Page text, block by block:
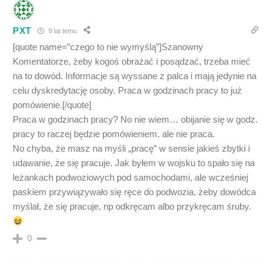
PXT 9 lat temu
[quote name=”czego to nie wymyślą”]Szanowny
Komentatorze, żeby kogoś obrażać i posądzać, trzeba mieć
na to dowód. Informacje są wyssane z palca i mają jedynie na
celu dyskredytację osoby. Praca w godzinach pracy to już
pomówienie.[/quote]
Praca w godzinach pracy? No nie wiem… obijanie się w godz.
pracy to raczej będzie pomówieniem, ale nie praca.
No chyba, że masz na myśli „pracę” w sensie jakieś zbytki i
udawanie, że się pracuje. Jak byłem w wojsku to spało się na
leżankach podwoziowych pod samochodami, ale wcześniej
paskiem przywiązywało się ręce do podwozia, żeby dowódca
myślał, że się pracuje, np odkręcam albo przykręcam śruby.
0